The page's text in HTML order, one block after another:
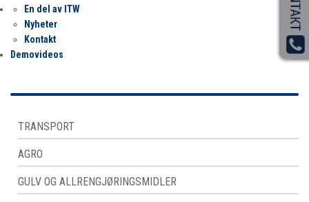
En del av ITW
Nyheter
Kontakt
Demovideos
TRANSPORT
AGRO
GULV OG ALLRENGJØRINGSMIDLER